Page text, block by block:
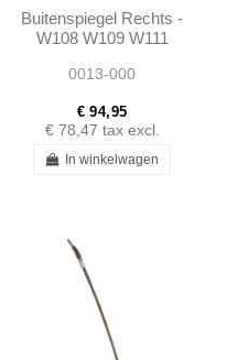
Buitenspiegel Rechts -
W108 W109 W111
1088101716
0013-000
€ 94,95
€ 78,47 tax excl.
In winkelwagen